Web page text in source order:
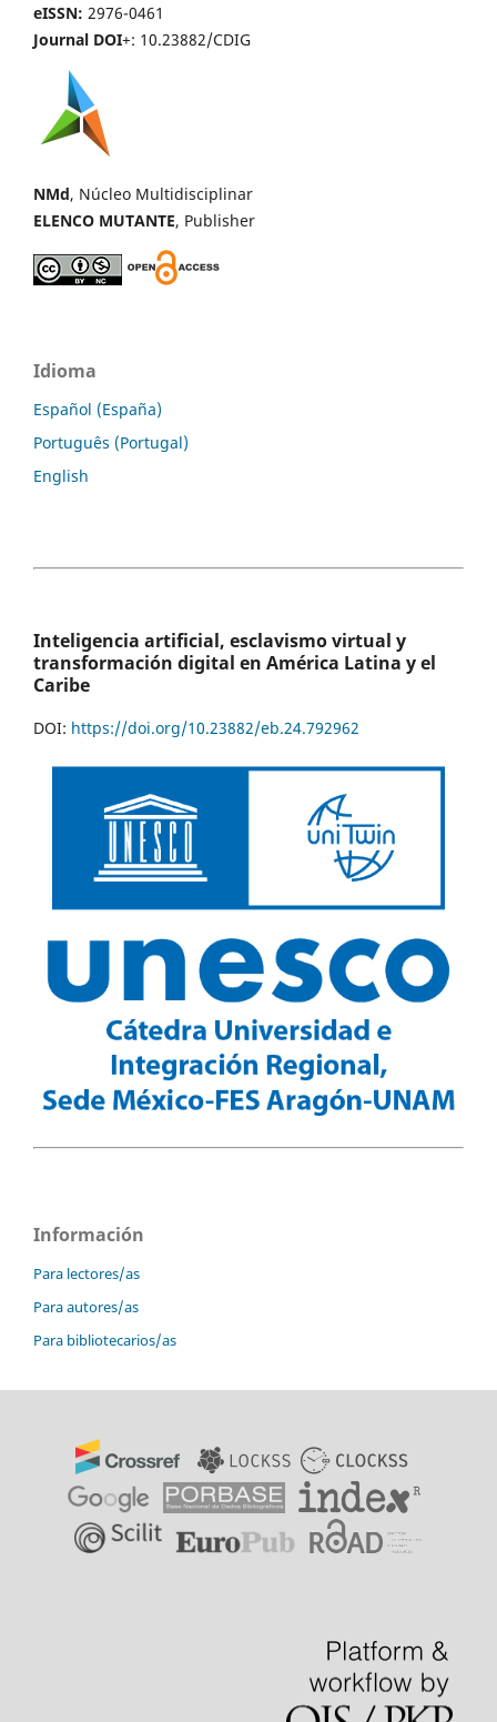
eISSN: 2976-0461
Journal DOI+: 10.23882/CDIG
NMd, Núcleo Multidisciplinar
ELENCO MUTANTE, Publisher
Idioma
Español (España)
Português (Portugal)
English
Inteligencia artificial, esclavismo virtual y
transformación digital en América Latina y el
Caribe
DOI: https://doi.org/10.23882/eb.24.792962
Información
Para lectores/as
Para autores/as
Para bibliotecarios/as